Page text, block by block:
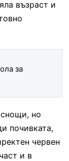
възраст и
за
но
почивката,
червен
и в